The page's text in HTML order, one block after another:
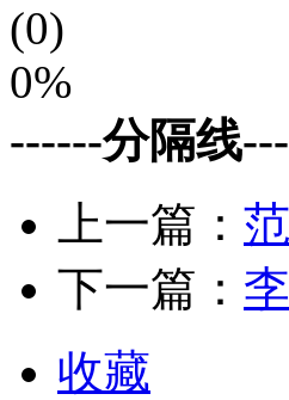
(0)
0%
------分隔线
上一篇：
下一篇：
收藏